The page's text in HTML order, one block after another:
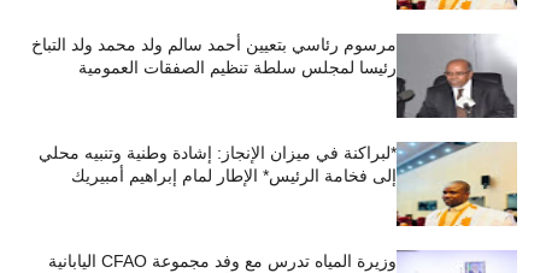
مرسوم رئاسي بتعيين أحمد سالم ولد محمد ولد التباخ
رئيسا لمجلس سلطة تنظيم الصفقات العمومية
*لبراكنة في ميزان الإنجاز: إشادة وطنية وتنبيه محلي
إلى فخامة الرئيس* الإطار لمام إبراهيم أمبيريك
وزيرة المياه تدرس مع وفد مجموعة CFAO اليابانية